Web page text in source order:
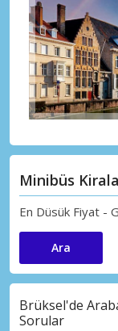
Minibüs
En Düsük Fiyat -
Ara
Brüksel'de
Sorular